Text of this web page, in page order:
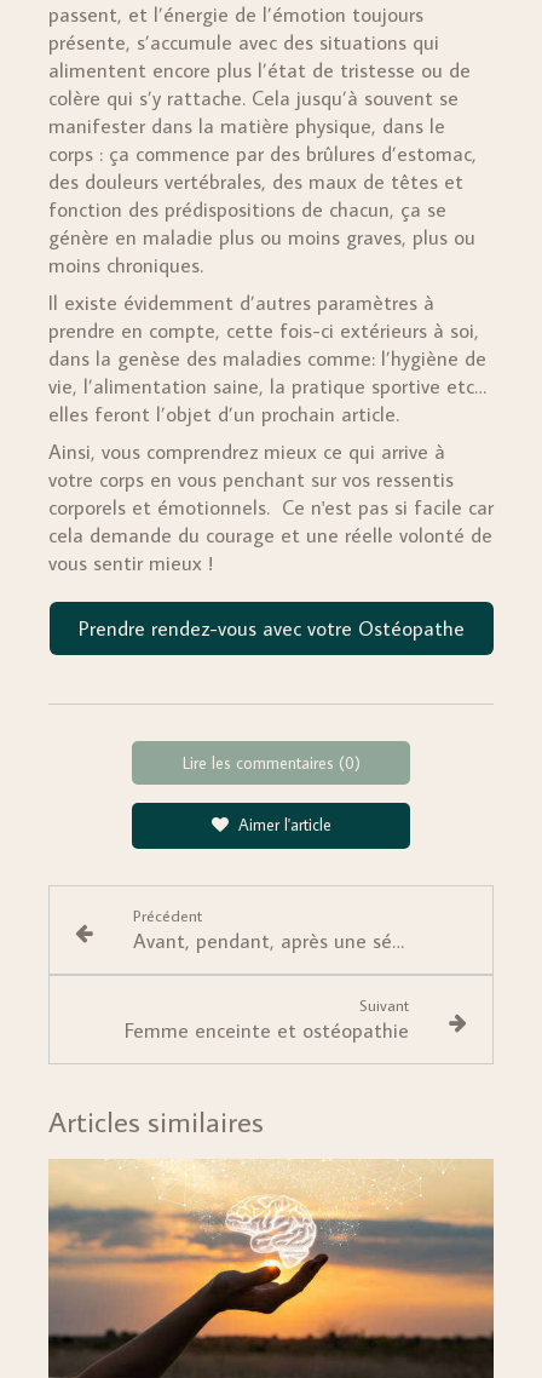
passent, et l’énergie de l’émotion toujours
présente, s’accumule avec des situations qui
alimentent encore plus l’état de tristesse ou de
colère qui s’y rattache. Cela jusqu’à souvent se
manifester dans la matière physique, dans le
corps : ça commence par des brûlures d’estomac,
des douleurs vertébrales, des maux de têtes et
fonction des prédispositions de chacun, ça se
génère en maladie plus ou moins graves, plus ou
moins chroniques.
Il existe évidemment d’autres paramètres à
prendre en compte, cette fois-ci extérieurs à soi,
dans la genèse des maladies comme: l’hygiène de
vie, l’alimentation saine, la pratique sportive etc…
elles feront l’objet d’un prochain article.
Ainsi, vous comprendrez mieux ce qui arrive à
votre corps en vous penchant sur vos ressentis
corporels et émotionnels. Ce n'est pas si facile car
cela demande du courage et une réelle volonté de
vous sentir mieux !
Prendre rendez-vous avec votre Ostéopathe
Lire les commentaires (0)
Aimer l'article
Précédent
Avant, pendant, après une séance d’ostéopathie : quelles recommandations pour se soigner dans les meilleures conditions ?
Suivant
Femme enceinte et ostéopathie
Articles similaires